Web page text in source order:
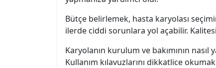
Bütçe belirlemek, hasta karyolası
ilerde ciddi sorunlara yol açabilir.
Karyolanın kurulum ve bakımının
Kullanım kılavuzlarını dikkatlice